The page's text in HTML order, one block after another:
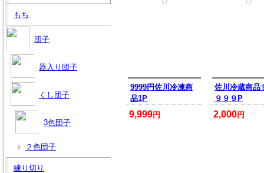
9999円佐川冷凍商
品1P
9,999円
佐川冷蔵商品
９９９P
2,000円
もち
団子
器入り団子
くし団子
3色団子
２色団子
練り切り